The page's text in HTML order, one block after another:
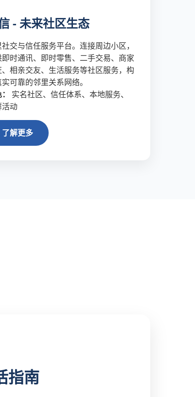
- 未来社区生态
交与信任服务平台。连接周边小区，
时通讯、即时零售、二手交易、商家
相亲交友、生活服务等社区服务，构
可靠的邻里关系网络。
实名社区、信任体系、本地服务、
动
了解更多
指南